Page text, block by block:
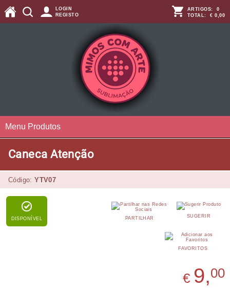
LOGIN
REGISTO
ARTIGOS: 0
TOTAL: € 0,00
Menu Produtos
Caneca Atenção
Código:YTV07
DISPONÍVEL SUGERIR
PARTILHAR
FAVORITOS
€ 9,00